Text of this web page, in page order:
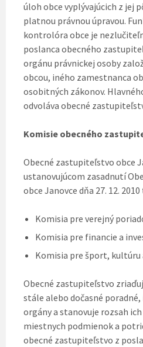
úloh obce vyplývajúcich z jej
platnou právnou úpravou.
kontrolóra obce je
poslanca obecného
orgánu právnickej osoby
obcou, iného zamestnanca
osobitných zákonov.
odvoláva obecné
Komisie obecného
Obecné zastupiteľstvo obce
ustanovujúcom zasadnutí
obce Janovce dňa 27. 12.
Komisia pre verejný
Komisia pre financie a
Komisia pre šport, kultúru
Obecné zastupiteľstvo
stále alebo dočasné
orgány a stanovuje rozsah
miestnych podmienok a
obecné zastupiteľstvo z